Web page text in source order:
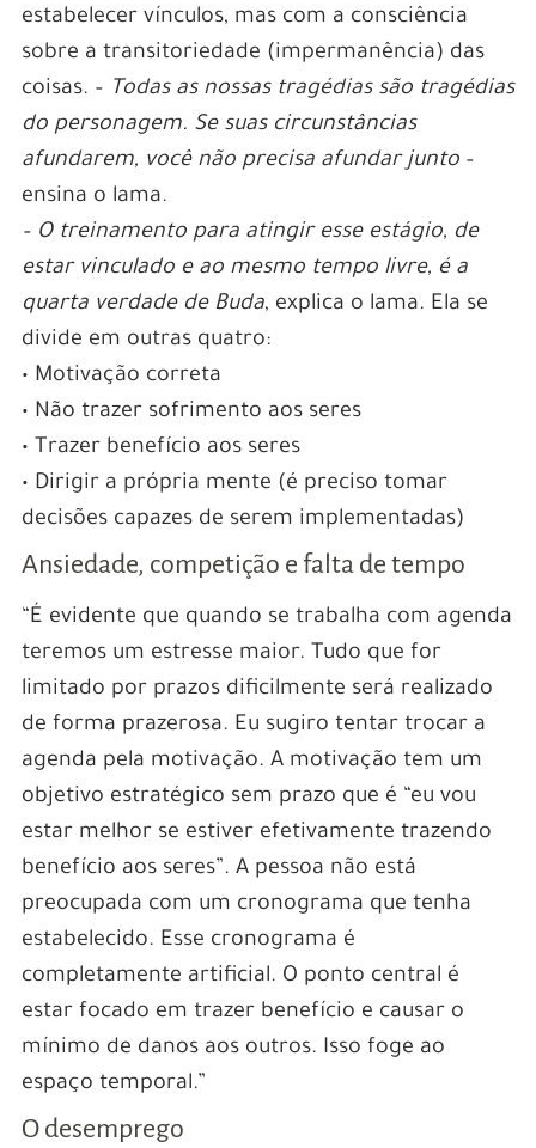
estabelecer vínculos, mas com a consciência
sobre a transitoriedade (impermanência) das
coisas. – Todas as nossas tragédias são tragédias
do personagem. Se suas circunstâncias
afundarem, você não precisa afundar junto –
ensina o lama.
– O treinamento para atingir esse estágio, de
estar vinculado e ao mesmo tempo livre, é a
quarta verdade de Buda, explica o lama. Ela se
divide em outras quatro:
• Motivação correta
• Não trazer sofrimento aos seres
• Trazer benefício aos seres
• Dirigir a própria mente (é preciso tomar
decisões capazes de serem implementadas)
Ansiedade, competição e falta de tempo
“É evidente que quando se trabalha com agenda
teremos um estresse maior. Tudo que for
limitado por prazos dificilmente será realizado
de forma prazerosa. Eu sugiro tentar trocar a
agenda pela motivação. A motivação tem um
objetivo estratégico sem prazo que é “eu vou
estar melhor se estiver efetivamente trazendo
benefício aos seres”. A pessoa não está
preocupada com um cronograma que tenha
estabelecido. Esse cronograma é
completamente artificial. O ponto central é
estar focado em trazer benefício e causar o
mínimo de danos aos outros. Isso foge ao
espaço temporal.”
O desemprego